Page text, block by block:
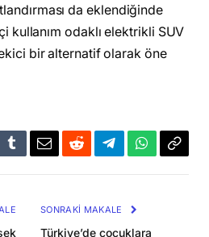
da eklendiğinde
kullanım odaklı elektrikli SUV
bir alternatif olarak öne
TumblrEmailRedditTelegramWhatsApp
SONRAKI MAKALE
Türkiye’de çocuklara